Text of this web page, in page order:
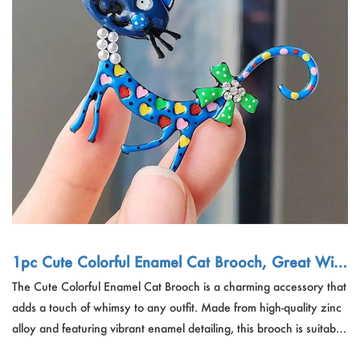
1pc Cute Colorful Enamel Cat Brooch, Great With
Everyday Wear For Women's Coat And Suit
The Cute Colorful Enamel Cat Brooch is a charming accessory that
adds a touch of whimsy to any outfit. Made from high-quality zinc
alloy and featuring vibrant enamel detailing, this brooch is suitable